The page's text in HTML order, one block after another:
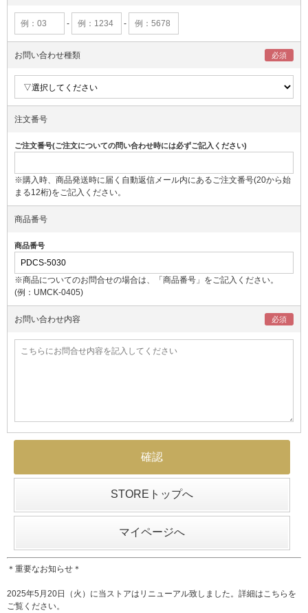
- -
お問い合わせ種類
注文番号
ご注文番号(ご注文についての問い合わせ時には必ずご記入ください)
※購入時、商品発送時に届く自動返信メール内にあるご注文番号(20から始
まる12桁)をご記入ください。
商品番号
商品番号
※商品についてのお問合せの場合は、「商品番号」をご記入ください。
(例：UMCK-0405)
お問い合わせ内容
STOREトップへ
マイページへ
＊重要なお知らせ＊
2025年5月20日（火）に当ストアはリニューアル致しました。詳細はこちら を
ご覧ください。